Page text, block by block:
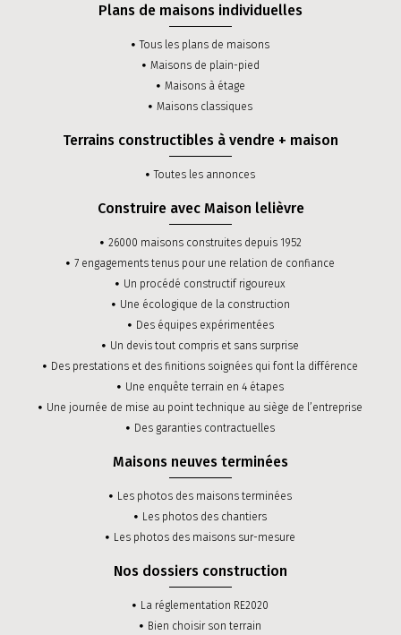
Plans de maisons individuelles
Tous les plans de maisons
Maisons de plain-pied
Maisons à étage
Maisons classiques
Terrains constructibles à vendre + maison
Toutes les annonces
Construire avec Maison lelièvre
26000 maisons construites depuis 1952
7 engagements tenus pour une relation de confiance
Un procédé constructif rigoureux
Une écologique de la construction
Des équipes expérimentées
Un devis tout compris et sans surprise
Des prestations et des finitions soignées qui font la différence
Une enquête terrain en 4 étapes
Une journée de mise au point technique au siège de l’entreprise
Des garanties contractuelles
Maisons neuves terminées
Les photos des maisons terminées
Les photos des chantiers
Les photos des maisons sur-mesure
Nos dossiers construction
La réglementation RE2020
Bien choisir son terrain